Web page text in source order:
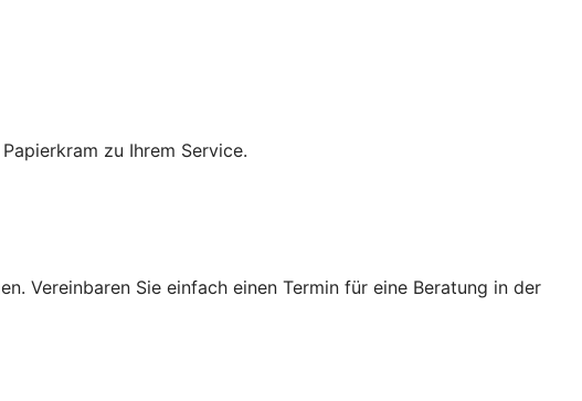
zu Ihrem Service.
Vereinbaren Sie einfach einen Termin für eine Beratung in der